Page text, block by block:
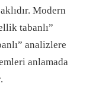
Modern
tabanlı”
analizlere
anlamada